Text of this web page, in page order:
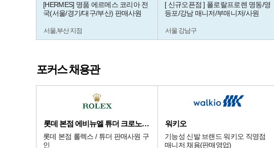
[HERMES] 명품 에르메스 코리아 전
국(서울/경기/대구/부산) 판매사원
서울,부산 지점
[ 신규오픈점 ] 폴로랄프로렌 명동/영
등포/강남 매니저/부매니저/사원
서울 강남구
포커스 채용관
롯데 본점 에비뉴엘 튜더 크로노다임
롯데 본점 롤렉스 / 튜더 판매사원 구
인
워키오
기능성 신발 브랜드 워키오 직영점
매니저 채용(판매영업)